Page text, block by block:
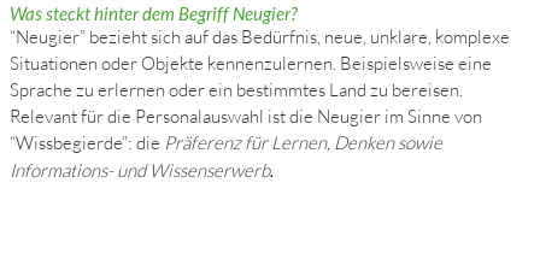
Was steckt hinter dem Begriff Neugier?
“Neugier” bezieht sich auf das Bedürfnis, neue, unklare, komplexe
Situationen oder Objekte kennenzulernen. Beispielsweise eine
Sprache zu erlernen oder ein bestimmtes Land zu bereisen.
Relevant für die Personalauswahl ist die Neugier im Sinne von
“Wissbegierde”: die Präferenz für Lernen, Denken sowie
Informations- und Wissenserwerb.